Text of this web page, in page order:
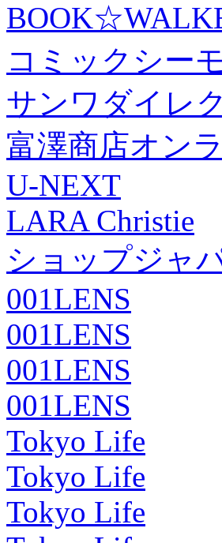
コミックシー
サンワダイレ
富澤商店オン
U-NEXT
LARA Christie
ショップジャ
001LENS
001LENS
001LENS
001LENS
Tokyo Life
Tokyo Life
Tokyo Life